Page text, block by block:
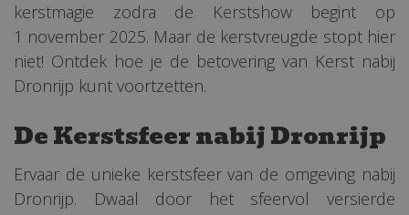
kerstmagie zodra de Kerstshow begint op
1 november 2025. Maar de kerstvreugde stopt hier
niet! Ontdek hoe je de betovering van Kerst nabij
Dronrijp kunt voortzetten.
De Kerstsfeer nabij Dronrijp
Ervaar de unieke kerstsfeer van de omgeving nabij
Dronrijp. Dwaal door het sfeervol versierde